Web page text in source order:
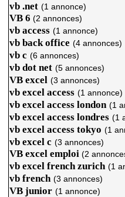
vb .net (1 annonce)
VB 6 (2 annonces)
vb access (1 annonce)
vb back office (4 annonces)
vb c (6 annonces)
vb dot net (5 annonces)
VB excel (3 annonces)
vb excel access (1 annonce)
vb excel access london (1
vb excel access londres (1
vb excel access tokyo (1
vb excel c (3 annonces)
VB excel emploi (2
vb excel french zurich (1
vb french (3 annonces)
VB junior (1 annonce)